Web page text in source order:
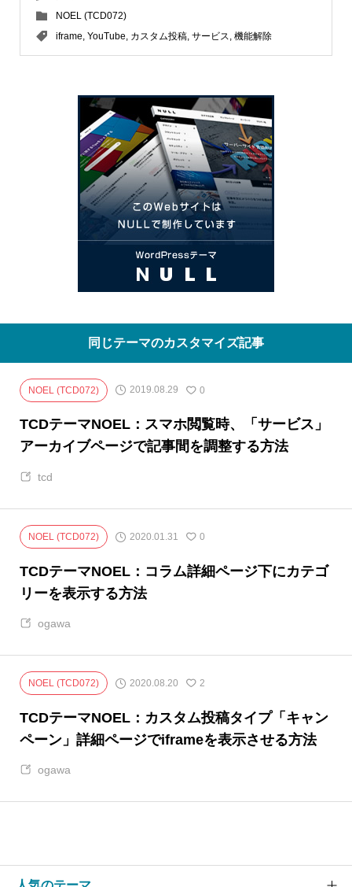
NOEL (TCD072)
iframe, YouTube, カスタム投稿, サービス, 機能解除
同じテーマのカスタマイズ記事
NOEL (TCD072) 2019.08.29 0
TCDテーマNOEL：スマホ閲覧時、「サービス」
アーカイブページで記事間を調整する方法
tcd
NOEL (TCD072) 2020.01.31 0
TCDテーマNOEL：コラム詳細ページ下にカテゴ
リーを表示する方法
ogawa
NOEL (TCD072) 2020.08.20 2
TCDテーマNOEL：カスタム投稿タイプ「キャン
ペーン」詳細ページでiframeを表示させる方法
ogawa